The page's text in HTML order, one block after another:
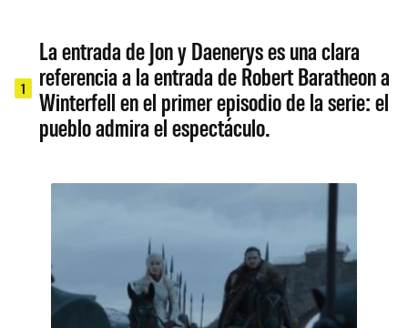
1
La entrada de Jon y Daenerys es una clara
referencia a la entrada de Robert Baratheon a
Winterfell en el primer episodio de la serie: el
pueblo admira el espectáculo.